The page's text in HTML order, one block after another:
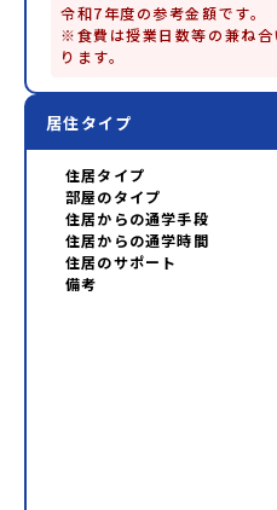
令和7年度の参考金額です。
※食費は授業日数等の兼ね合
居住タイプ
住居タイプ
部屋のタイプ
住居からの通学手段
住居からの通学時間
住居のサポート
備考